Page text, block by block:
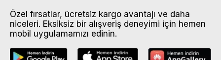
Özel fırsatlar, ücretsiz kargo avantajı ve daha
niceleri. Eksiksiz bir alışveriş deneyimi için hemen
mobil uygulamamızı edinin.